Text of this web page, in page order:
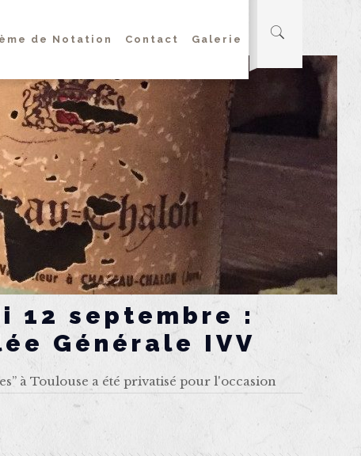
de Notation Contact Galerie
12 septembre :
Générale IVV
à Toulouse a été privatisé pour l'occasion